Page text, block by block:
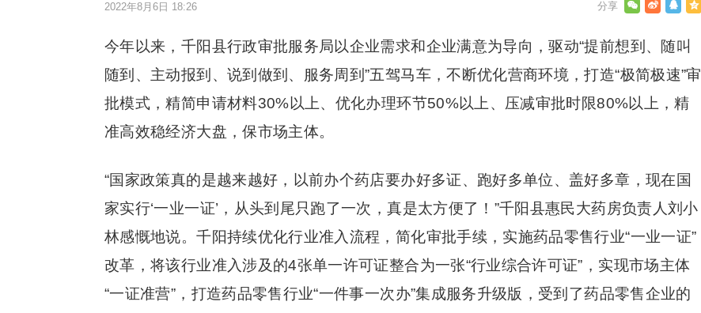
2022年8月6日 18:26
今年以来，千阳县行政审批服务局以企业需求和企业满意为导向，驱动“提前想到、随叫
随到、主动报到、说到做到、服务周到”五驾马车，不断优化营商环境，打造“极简极速”审
批模式，精简申请材料30%以上、优化办理环节50%以上、压减审批时限80%以上，精
准高效稳经济大盘，保市场主体。
“国家政策真的是越来越好，以前办个药店要办好多证、跑好多单位、盖好多章，现在国
家实行‘一业一证’，从头到尾只跑了一次，真是太方便了！”千阳县惠民大药房负责人刘小
林感慨地说。千阳持续优化行业准入流程，简化审批手续，实施药品零售行业“一业一证”
改革，将该行业准入涉及的4张单一许可证整合为一张“行业综合许可证”，实现市场主体
“一证准营”，打造药品零售行业“一件事一次办”集成服务升级版，受到了药品零售企业的